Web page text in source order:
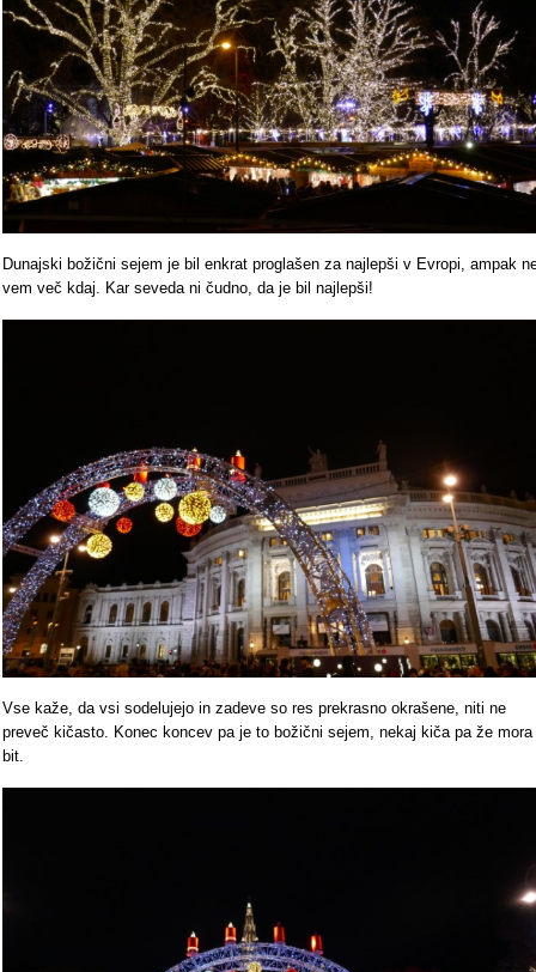
Dunajski božični sejem je bil enkrat proglašen za najlepši v Evropi, ampak
vem več kdaj. Kar seveda ni čudno, da je bil najlepši!
Vse kaže, da vsi sodelujejo in zadeve so res prekrasno okrašene, niti ne
preveč kičasto. Konec koncev pa je to božični sejem, nekaj kiča pa že mora
bit.